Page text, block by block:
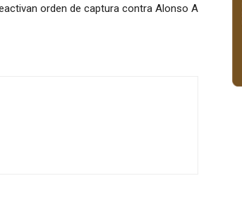
orden de captura contra Alonso A